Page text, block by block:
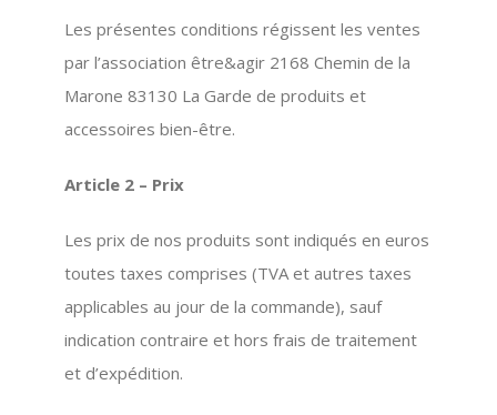
Les présentes conditions régissent les ventes
par l’association être&agir 2168 Chemin de la
Marone 83130 La Garde de produits et
accessoires bien-être.
Article 2 – Prix
Les prix de nos produits sont indiqués en euros
toutes taxes comprises (TVA et autres taxes
applicables au jour de la commande), sauf
indication contraire et hors frais de traitement
et d’expédition.